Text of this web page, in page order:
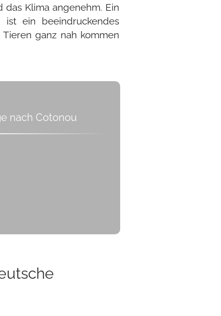
Klima angenehm. Ein
ist ein beeindruckendes
ganz nah kommen
nach Cotonou